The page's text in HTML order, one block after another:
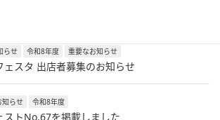
らせ 令和8年度 重要なお知らせ
スタ 出店者募集のお知らせ
知らせ 令和8年度
ストNo.67を掲載しました